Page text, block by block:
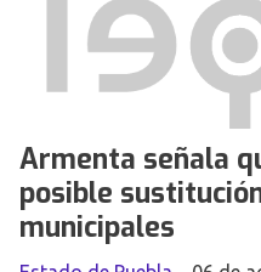
Armenta señala
posible
municipales